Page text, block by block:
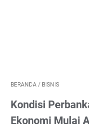
BERANDA / BISNIS
Kondisi
Ekonomi Mulai